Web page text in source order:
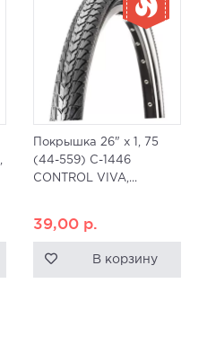
Покрышка 26" x 1, 75
(44-559) C-1446
CONTROL VIVA,...
39,00 р.
В корзину